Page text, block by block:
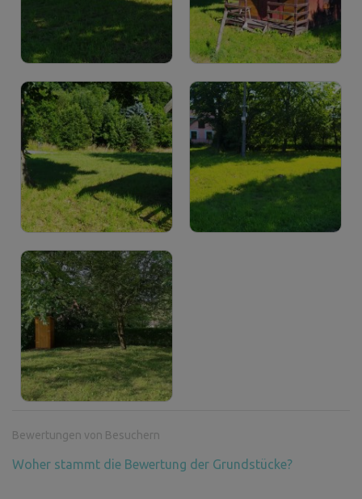
Bewertungen von Besuchern
Woher stammt die Bewertung der Grundstücke?